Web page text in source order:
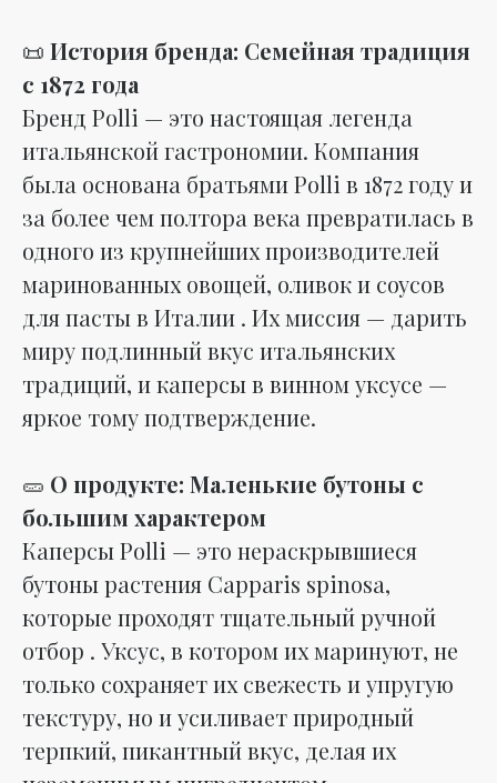
📜 История бренда: Семейная традиция
с 1872 года
Бренд Polli — это настоящая легенда
итальянской гастрономии. Компания
была основана братьями Polli в 1872 году и
за более чем полтора века превратилась в
одного из крупнейших производителей
маринованных овощей, оливок и соусов
для пасты в Италии . Их миссия — дарить
миру подлинный вкус итальянских
традиций, и каперсы в винном уксусе —
яркое тому подтверждение.
🥒 О продукте: Маленькие бутоны с
большим характером
Каперсы Polli — это нераскрывшиеся
бутоны растения Capparis spinosa,
которые проходят тщательный ручной
отбор . Уксус, в котором их маринуют, не
только сохраняет их свежесть и упругую
текстуру, но и усиливает природный
терпкий, пикантный вкус, делая их